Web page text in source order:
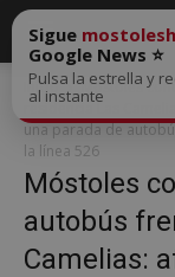
Inicio
Móstoles
residencia Las
una parada de
la línea 526
Móstoles
autobús
Camelias:
Sigue
Google News ⭐
Pulsa la estrella y
al instante